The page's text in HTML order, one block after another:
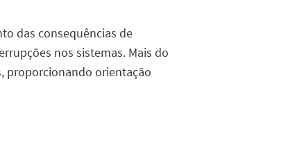
das consequências de
nos sistemas. Mais do
proporcionando orientação